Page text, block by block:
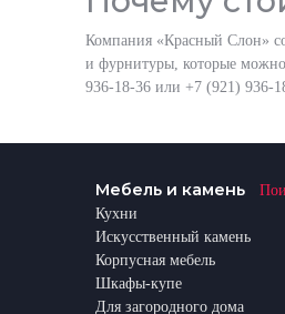
Компания «Красный Слон»
и фурнитуры, которые
936-18-36 или +7 (921) 936-
Мебель и камень
Кухни
Искусственный камень
Корпусная мебель
Шкафы-купе
Для загородного дома